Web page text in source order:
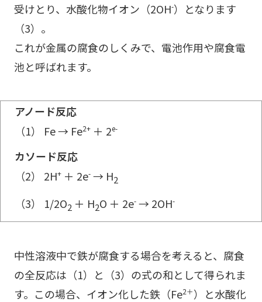
受けとり、水酸化物イオン（2OH-）となります
（3）。
これが金属の腐食のしくみで、電池作用や腐食電
池と呼ばれます。
アノード反応
（1） Fe → Fe2+＋ 2e-
カソード反応
（2） 2H+＋ 2e-→ H2
（3） 1/2O2 ＋ H2O ＋ 2e-→ 2OH-
中性溶液中で鉄が腐食する場合を考えると、腐食
の全反応は（1）と（3）の式の和として得られま
す。この場合、イオン化した鉄（Fe2＋）と水酸化